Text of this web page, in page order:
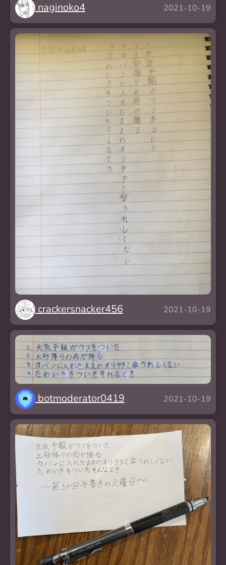
naginoko4 2021-10-19
crackersnacker456 2021-10-19
botmoderator0419 2021-10-19